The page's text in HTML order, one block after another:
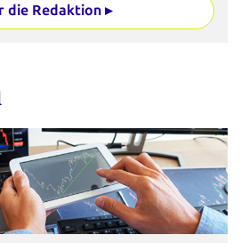
die Redaktion ▸